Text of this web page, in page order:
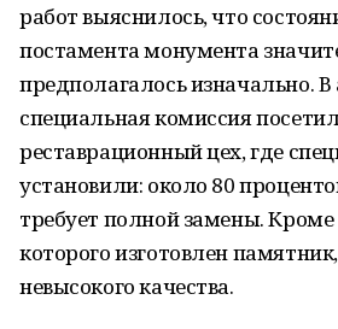
работ выяснилось, что
постамента монумента
предполагалось изначально. В
специальная комиссия
реставрационный цех, где
установили: около 80
требует полной замены. Кроме
которого изготовлен
невысокого качества.